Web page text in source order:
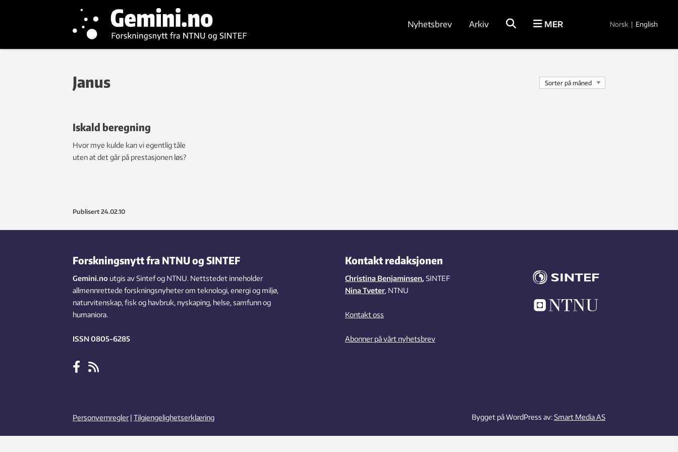
Nyhetsbrev Arkiv MER Norsk | English
Janus
Iskald beregning
Hvor mye kulde kan vi egentlig tåle
uten at det går på prestasjonen løs?
Publisert 24.02.10
Forskningsnytt fra NTNU og SINTEF
Gemini.no utgis av Sintef og NTNU. Nettstedet inneholder
allmennrettede forskningsnyheter om teknologi, energi og miljø,
naturvitenskap, fisk og havbruk, nyskaping, helse, samfunn og
humaniora.
ISSN 0805-6285
Kontakt redaksjonen
Christina Benjaminsen, SINTEF
Nina Tveter, NTNU
Kontakt oss
Abonner på vårt nyhetsbrev
Personvernregler | Tilgjengelighetserklæring Bygget på WordPress av:Smart Media AS